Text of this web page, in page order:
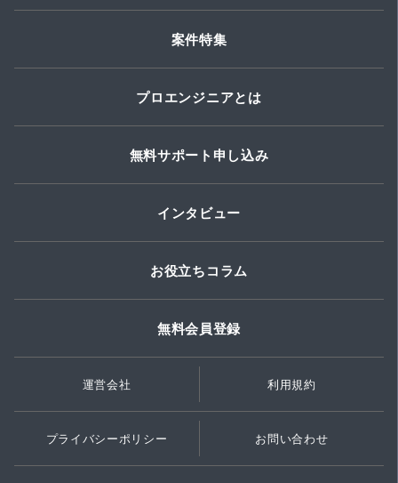
案件特集
プロエンジニアとは
無料サポート申し込み
インタビュー
お役立ちコラム
無料会員登録
運営会社 利用規約
プライバシーポリシー お問い合わせ